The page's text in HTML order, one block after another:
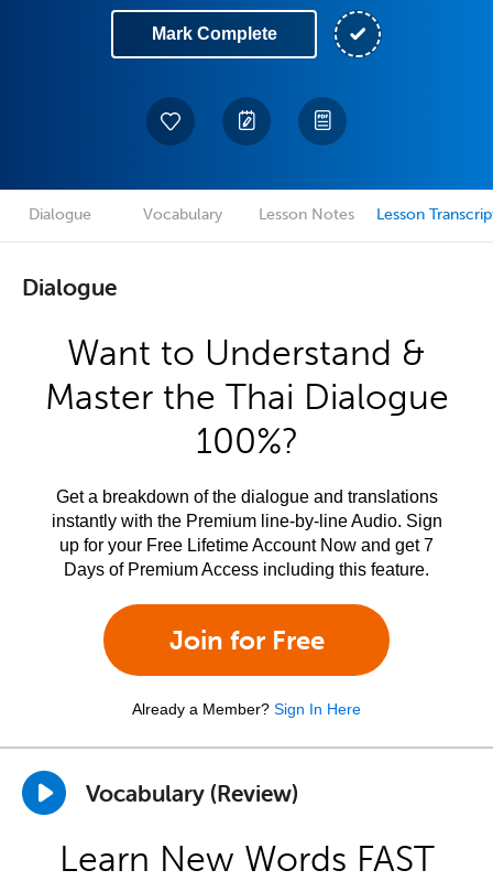
Mark Complete
Dialogue Vocabulary Lesson Notes Lesson
Dialogue
Want to Understand &
Master the Thai Dialogue
100%?
Get a breakdown of the dialogue and translations
instantly with the Premium line-by-line Audio. Sign
up for your Free Lifetime Account Now and get 7
Days of Premium Access including this feature.
Join for Free
Already a Member? Sign In Here
Vocabulary (Review)
Learn New Words FAST